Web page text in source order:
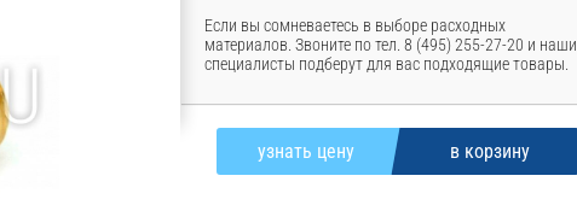
Если вы сомневаетесь в выборе расходных
материалов. Звоните по тел. 8 (495) 255-27-20 и наши
специалисты подберут для вас подходящие товары.